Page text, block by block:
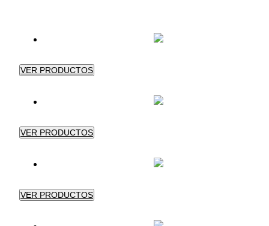
VER PRODUCTOS
VER PRODUCTOS
VER PRODUCTOS